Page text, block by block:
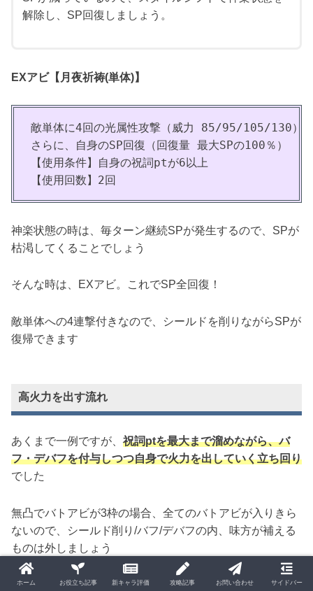
解除し、SP回復しましょう。
EXアビ【月夜祈祷(単体)】
敵単体に4回の光属性攻撃（威力 85/95/105/130）
さらに、自身のSP回復（回復量 最大SPの100％）
【使用条件】自身の祝詞ptが6以上
【使用回数】2回
神楽状態の時は、毎ターン継続SPが発生するので、SPが
枯渇してくることでしょう
そんな時は、EXアビ。これでSP全回復！
敵単体への4連撃付きなので、シールドを削りながらSPが
復帰できます
高火力を出す流れ
あくまで一例ですが、 祝詞ptを最大まで溜めながら、バ
フ・デバフを付与しつつ自身で火力を出していく立ち回り
でした
無凸でバトアビが3枠の場合、全てのバトアビが入りきら
ないので、シールド削り/バフ/デバフの内、味方が補える
ものは外しましょう
ホーム お役立ち記事 新キャラ評価 攻略記事 お問い合わせ サイドバー